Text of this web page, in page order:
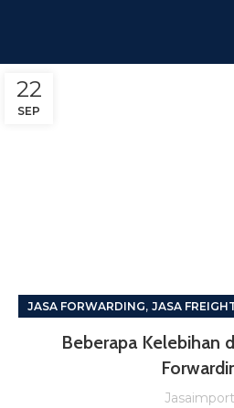
22
SEP
JASA FORWARDING, JASA
Beberapa Kelebihan
Jasaimport